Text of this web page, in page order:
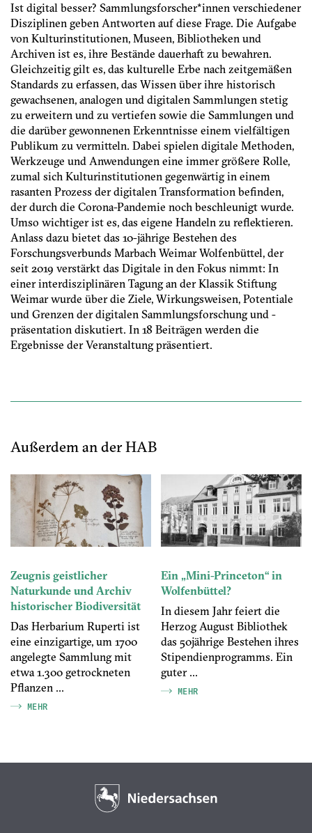
Ist digital besser? Sammlungsforscher*innen verschiedener
Disziplinen geben Antworten auf diese Frage. Die Aufgabe
von Kulturinstitutionen, Museen, Bibliotheken und
Archiven ist es, ihre Bestände dauerhaft zu bewahren.
Gleichzeitig gilt es, das kulturelle Erbe nach zeitgemäßen
Standards zu erfassen, das Wissen über ihre historisch
gewachsenen, analogen und digitalen Sammlungen stetig
zu erweitern und zu vertiefen sowie die Sammlungen und
die darüber ­gewonnenen Erkenntnisse einem vielfältigen
Publikum zu vermitteln. Dabei spielen digitale Methoden,
Werkzeuge und Anwendungen eine immer größere Rolle,
zumal sich Kulturinstitutionen gegenwärtig in einem
rasanten Prozess der digitalen Transformation befinden,
der durch die Corona-Pandemie noch beschleunigt wurde.
Umso wichtiger ist es, das eigene Handeln zu reflektieren.
Anlass dazu bietet das 10-jährige Bestehen des
Forschungsverbunds Marbach Weimar Wolfenbüttel, der
seit 2019 verstärkt das Digitale in den Fokus nimmt: In
einer interdisziplinären Tagung an der Klassik Stiftung
Weimar wurde über die Ziele, Wirkungsweisen, Potentiale
und Grenzen der digitalen Sammlungsforschung und -
präsentation diskutiert. In 18 Beiträgen werden die
Ergebnisse der Veranstaltung präsentiert.
Außerdem an der HAB
Zeugnis geistlicher
Naturkunde und Archiv
historischer Biodiversität
Das Herbarium Ruperti ist
eine einzigartige, um 1700
angelegte Sammlung mit
etwa 1.300 getrockneten
Pflanzen ...
MEHR
Ein „Mini-Princeton“ in
Wolfenbüttel?
In diesem Jahr feiert die
Herzog August Bibliothek
das 50jährige Bestehen ihres
Stipendienprogramms. Ein
guter ...
MEHR